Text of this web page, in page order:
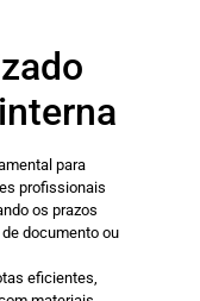
para
profissionais
os prazos
documento ou
eficientes,